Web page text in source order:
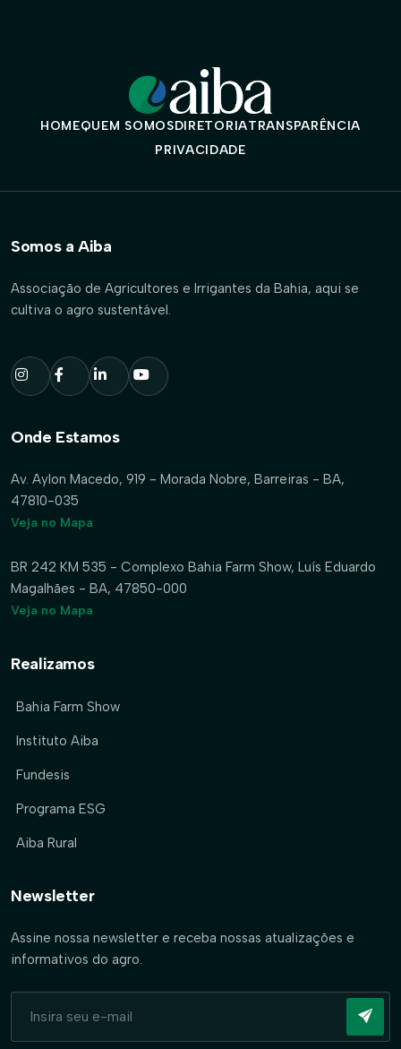
HOMEQUEM SOMOSDIRETORIATRANSPARÊNCIA
PRIVACIDADE
Somos a Aiba
Associação de Agricultores e Irrigantes da Bahia, aqui se
cultiva o agro sustentável.
Onde Estamos
Av. Aylon Macedo, 919 - Morada Nobre, Barreiras - BA,
47810-035
Veja no Mapa
BR 242 KM 535 - Complexo Bahia Farm Show, Luís Eduardo
Magalhães - BA, 47850-000
Veja no Mapa
Realizamos
Bahia Farm Show
Instituto Aiba
Fundesis
Programa ESG
Aiba Rural
Newsletter
Assine nossa newsletter e receba nossas atualizações e
informativos do agro.